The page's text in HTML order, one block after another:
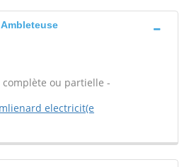
ou partielle -
electricit(e